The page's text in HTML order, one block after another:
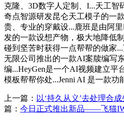
克隆、3D数字人定制、I...天工智
奇点智源研发昆仑天工模子的一
贵、专业的穿戴设...鹿班是由阿
发的一款设想产物，极大地降低
碰到坚苦时获得一点帮帮的做家
无限公司推出的一款AI案牍编写
编...HeyGen是一个AI视频建立平
模板帮帮你处...Jenni AI 是一款功
上一篇： 以‘持久从义’去处理合
篇： 今日正式推出新品——飞猫